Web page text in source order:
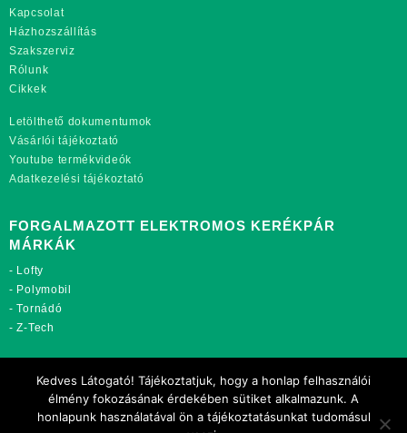
Kapcsolat
Házhozszállítás
Szakszerviz
Rólunk
Cikkek
Letölthető dokumentumok
Vásárlói tájékoztató
Youtube termékvideók
Adatkezelési tájékoztató
FORGALMAZOTT ELEKTROMOS KERÉKPÁR
MÁRKÁK
- Lofty
- Polymobil
-Tornádó
-Z-Tech
rekordmobil.hu
rekordmotor.hu
motorkerekparalkatreszek.hu
Kedves Látogató! Tájékoztatjuk, hogy a honlap felhasználói
élmény fokozásának érdekében sütiket alkalmazunk. A
honlapunk használatával ön a tájékoztatásunkat tudomásul